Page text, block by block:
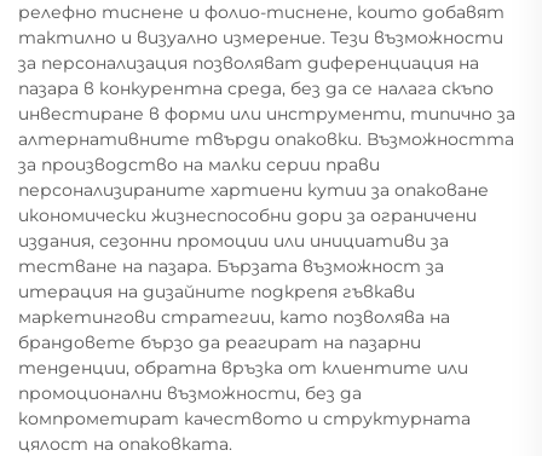
релефно тиснене и фолио-тиснене, които добавят
тактилно и визуално измерение. Тези възможности
за персонализация позволяват диференциация на
пазара в конкурентна среда, без да се налага скъпо
инвестиране в форми или инструменти, типично за
алтернативните твърди опаковки. Възможността
за производство на малки серии прави
персонализираните хартиени кутии за опаковане
икономически жизнеспособни дори за ограничени
издания, сезонни промоции или инициативи за
тестване на пазара. Бързата възможност за
итерация на дизайните подкрепя гъвкави
маркетингови стратегии, като позволява на
брандовете бързо да реагират на пазарни
тенденции, обратна връзка от клиентите или
промоционални възможности, без да
компрометират качеството и структурната
цялост на опаковката.